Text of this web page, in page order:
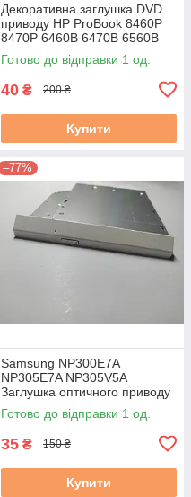
Декоративна заглушка DVD
приводу HP ProBook 8460P
8470P 6460B 6470B 6560B
6570B БУ
Готово до відправки 1 од.
40 ₴ 200 ₴
Купити
–77%
Samsung NP300E7A
NP305E7A NP305V5A
Заглушка оптичного приводу
бу
Готово до відправки 1 од.
35 ₴ 150 ₴
Купити